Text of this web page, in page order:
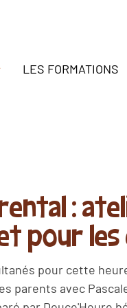
LES FORMATIONS
:
pour
pour cette
parents avec